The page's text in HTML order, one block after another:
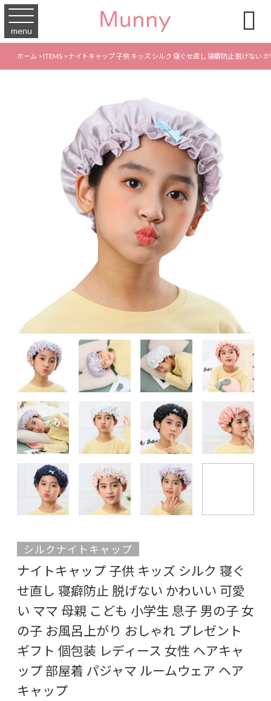
menu 
ホーム >ITEMS >ナイトキャップ 子供 キッズ シルク 寝ぐせ直し 寝癖防止 脱げない
シルクナイトキャップ
ナイトキャップ 子供 キッズ シルク 寝ぐ
せ直し 寝癖防止 脱げない かわいい 可愛
い ママ 母親 こども 小学生 息子 男の子 女
の子 お風呂上がり おしゃれ プレゼント
ギフト 個包装 レディース 女性 ヘアキャ
ップ 部屋着 パジャマ ルームウェア ヘア
キャップ